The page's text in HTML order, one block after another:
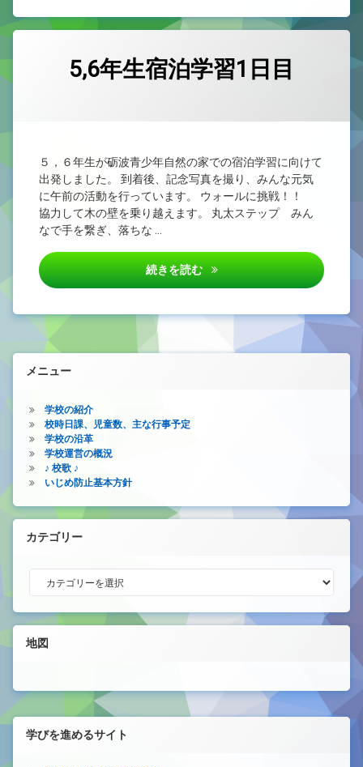
5,6年生宿泊学習1日目
５，６年生が砺波青少年自然の家での宿泊学習に向けて
出発しました。 到着後、記念写真を撮り、みんな元気
に午前の活動を行っています。 ウォールに挑戦！！
協力して木の壁を乗り越えます。 丸太ステップ みん
なで手を繋ぎ、落ちな …
続きを読む 5,6年生宿泊学習1日目
メニュー
学校の紹介
校時日課、児童数、主な行事予定
学校の沿革
学校運営の概況
♪ 校歌 ♪
いじめ防止基本方針
カテゴリー
カテゴリー
地図
学びを進めるサイト